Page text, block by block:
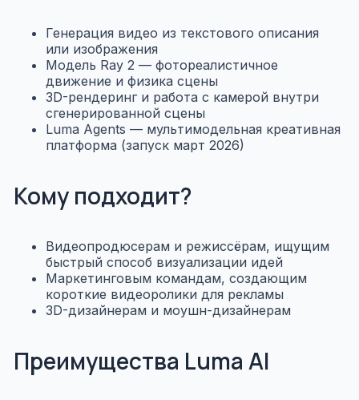
Генерация видео из текстового описания
или изображения
Модель Ray 2 — фотореалистичное
движение и физика сцены
3D-рендеринг и работа с камерой внутри
сгенерированной сцены
Luma Agents — мультимодельная креативная
платформа (запуск март 2026)
Кому подходит?
Видеопродюсерам и режиссёрам, ищущим
быстрый способ визуализации идей
Маркетинговым командам, создающим
короткие видеоролики для рекламы
3D-дизайнерам и моушн-дизайнерам
Преимущества Luma AI